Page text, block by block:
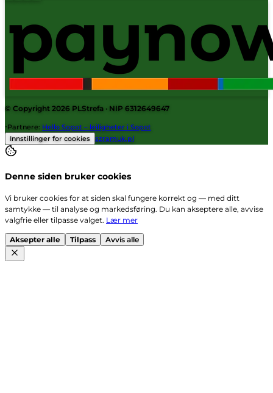
© Copyright 2026 PLStrefa · NIP 6312649647
·Partnere: Hello Sopot – leiligheter i Sopot
Innstillinger for cookies szramuk.pl
Denne siden bruker cookies
Vi bruker cookies for at siden skal fungere korrekt og — med ditt
samtykke — til analyse og markedsføring. Du kan akseptere alle, avvise
valgfrie eller tilpasse valget. Lær mer
Aksepter alle Tilpass Avvis alle